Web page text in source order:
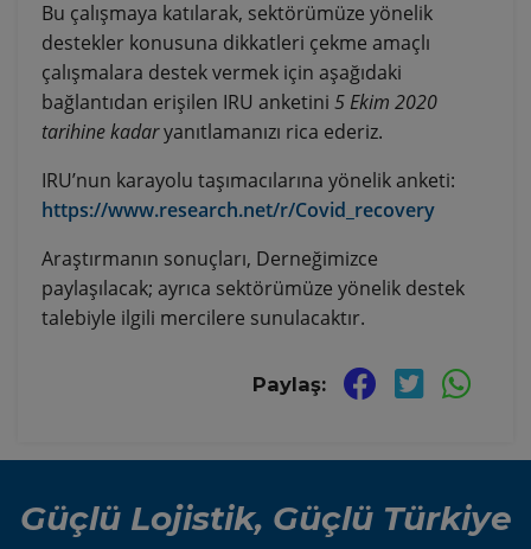
Bu çalışmaya katılarak, sektörümüze yönelik
destekler konusuna dikkatleri çekme amaçlı
çalışmalara destek vermek için aşağıdaki
bağlantıdan erişilen IRU anketini 5 Ekim 2020
tarihine kadaryanıtlamanızı rica ederiz.
IRU’nun karayolu taşımacılarına yönelik anketi:
https://www.research.net/r/Covid_recovery
Araştırmanın sonuçları, Derneğimizce
paylaşılacak; ayrıca sektörümüze yönelik destek
talebiyle ilgili mercilere sunulacaktır.
Paylaş:
Güçlü Lojistik, Güçlü Türkiye